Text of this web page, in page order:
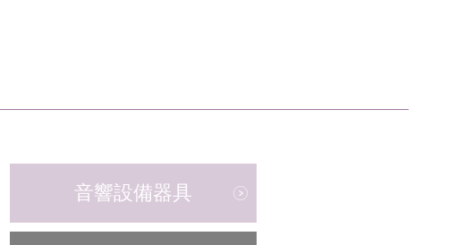
音響設備器具